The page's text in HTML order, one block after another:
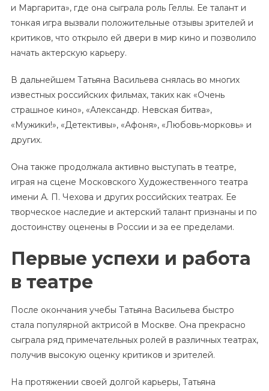
и Маргарита», где она сыграла роль Геллы. Ее талант и
тонкая игра вызвали положительные отзывы зрителей и
критиков, что открыло ей двери в мир кино и позволило
начать актерскую карьеру.
В дальнейшем Татьяна Васильева снялась во многих
известных российских фильмах, таких как «Очень
страшное кино», «Александр. Невская битва»,
«Мужики!», «Детективы», «Афоня», «Любовь-морковь» и
других.
Она также продолжала активно выступать в театре,
играя на сцене Московского Художественного театра
имени А. П. Чехова и других российских театрах. Ее
творческое наследие и актерский талант признаны и по
достоинству оценены в России и за ее пределами.
Первые успехи и работа
в театре
После окончания учебы Татьяна Васильева быстро
стала популярной актрисой в Москве. Она прекрасно
сыграла ряд примечательных ролей в различных театрах,
получив высокую оценку критиков и зрителей.
На протяжении своей долгой карьеры, Татьяна